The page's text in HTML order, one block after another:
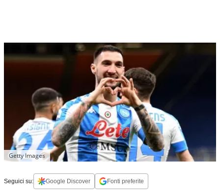
Getty Images
Seguici su: Google Discover Fonti preferite